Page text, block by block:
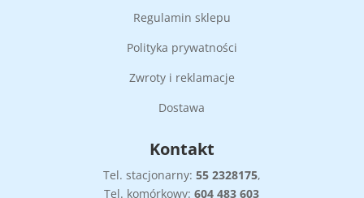
Regulamin sklepu
Polityka prywatności
Zwroty i reklamacje
Dostawa
Kontakt
Tel. stacjonarny: 55 2328175,
Tel. komórkowy:604 483 603